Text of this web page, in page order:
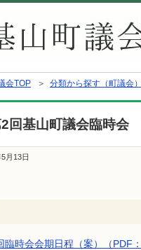
会TOP ＞ 分類から探す（町議会）
回基山町議会臨時会
月13日
臨時会会期日程（案）（PDF